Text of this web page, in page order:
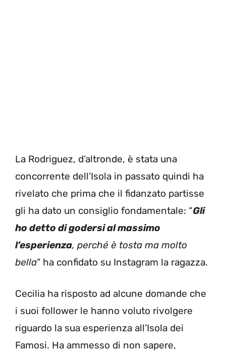
La Rodriguez, d’altronde, è stata una
concorrente dell’Isola in passato quindi ha
rivelato che prima che il fidanzato partisse
gli ha dato un consiglio fondamentale: “Gli
ho detto di godersi al massimo
l’esperienza, perché è tosta ma molto
bella” ha confidato su Instagram la ragazza.
Cecilia ha risposto ad alcune domande che
i suoi follower le hanno voluto rivolgere
riguardo la sua esperienza all’Isola dei
Famosi. Ha ammesso di non sapere,